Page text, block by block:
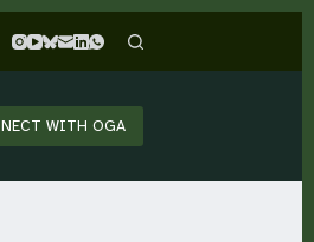
WITH OGA